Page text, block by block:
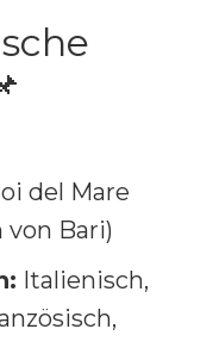
del Mare
von Bari)
Italienisch,